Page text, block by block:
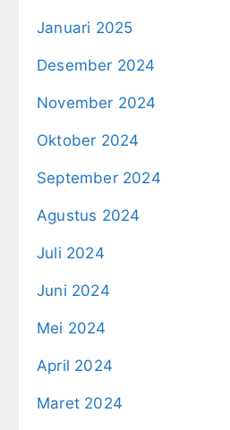
Januari 2025
Desember 2024
November 2024
Oktober 2024
September 2024
Agustus 2024
Juli 2024
Juni 2024
Mei 2024
April 2024
Maret 2024